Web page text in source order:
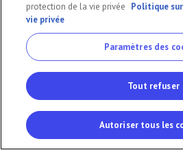
protection de la vie privée Politique
vie privée
Paramètres des
Tout refuser
Autoriser tous les